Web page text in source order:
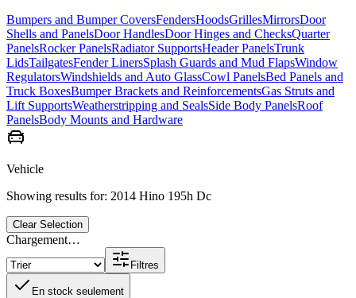
Bumpers and Bumper CoversFendersHoodsGrillesMirrorsDoor
Shells and PanelsDoor HandlesDoor Hinges and ChecksQuarter
PanelsRocker PanelsRadiator SupportsHeader PanelsTrunk
LidsTailgatesFender LinersSplash Guards and Mud FlapsWindow
RegulatorsWindshields and Auto GlassCowl PanelsBed Panels and
Truck BoxesBumper Brackets and ReinforcementsGas Struts and
Lift SupportsWeatherstripping and SealsSide Body PanelsRoof
PanelsBody Mounts and Hardware
Vehicle
Showing results for: 2014 Hino 195h Dc
Clear Selection
Chargement…
Filtres
En stock seulement